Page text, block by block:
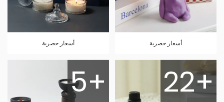
أسعار حصرية أسعار حصرية
22+
5+